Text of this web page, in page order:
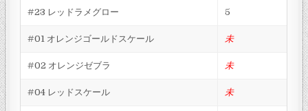
#23 レッドラメグロー 5
#01 オレンジゴールドスケール 未
#02 オレンジゼブラ 未
#04 レッドスケール 未